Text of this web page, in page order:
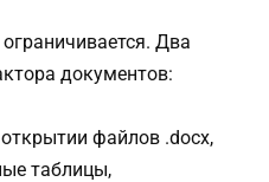
Два
документов:
файлов .docx,
таблицы,